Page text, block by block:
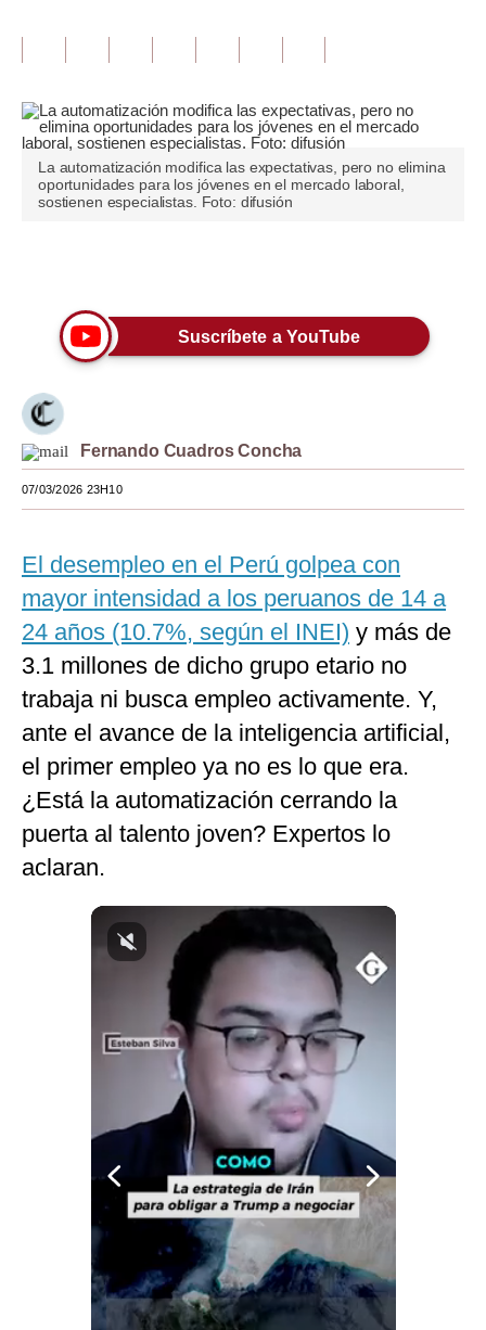
Blogs
Tendencias
Moda
Estilos
Mundo
EEUU
México
Internacional
Tecnología
Club del Suscriptor
Mix
G de Gestión
Notas Contratadas
Podcast
Gestión TV
Condiciones
La automatización modifica las expectativas, pero no elimina
oportunidades para los jóvenes en el mercado laboral,
sostienen especialistas. Foto: difusión
Suscríbete a YouTube
Fernando Cuadros Concha
07/03/2026 23H10
El desempleo en el Perú golpea con
mayor intensidad a los peruanos de 14 a
24 años (10.7%, según el INEI) y más de
3.1 millones de dicho grupo etario no
trabaja ni busca empleo activamente. Y,
ante el avance de la inteligencia artificial,
el primer empleo ya no es lo que era.
¿Está la automatización cerrando la
puerta al talento joven? Expertos lo
aclaran.